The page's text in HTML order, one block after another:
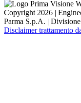
Copyright 2026 |
Parma S.p.A. |
Disclaimer trattamento